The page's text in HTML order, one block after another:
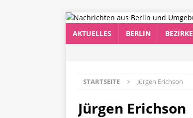
AKTUELLES BERLIN BEZIRKE
STARTSEITE Jürgen Erichson
Jürgen Erichson